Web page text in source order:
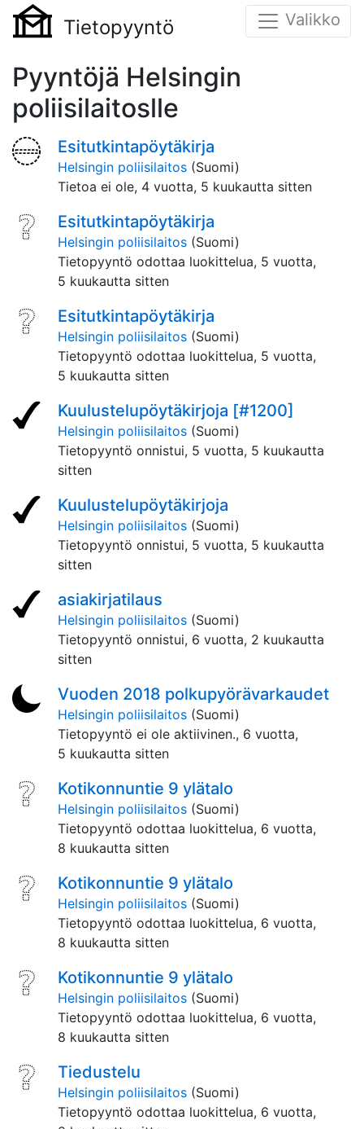
Tietopyyntö Valikko
Pyyntöjä Helsingin
poliisilaitoslle
Esitutkintapöytäkirja
Helsingin poliisilaitos (Suomi)
Tietoa ei ole, 4 vuotta, 5 kuukautta sitten
Esitutkintapöytäkirja
Helsingin poliisilaitos (Suomi)
Tietopyyntö odottaa luokittelua, 5 vuotta,
5 kuukautta sitten
Esitutkintapöytäkirja
Helsingin poliisilaitos (Suomi)
Tietopyyntö odottaa luokittelua, 5 vuotta,
5 kuukautta sitten
Kuulustelupöytäkirjoja [#1200]
Helsingin poliisilaitos (Suomi)
Tietopyyntö onnistui, 5 vuotta, 5 kuukautta
sitten
Kuulustelupöytäkirjoja
Helsingin poliisilaitos (Suomi)
Tietopyyntö onnistui, 5 vuotta, 5 kuukautta
sitten
asiakirjatilaus
Helsingin poliisilaitos (Suomi)
Tietopyyntö onnistui, 6 vuotta, 2 kuukautta
sitten
Vuoden 2018 polkupyörävarkaudet
Helsingin poliisilaitos (Suomi)
Tietopyyntö ei ole aktiivinen., 6 vuotta,
5 kuukautta sitten
Kotikonnuntie 9 ylätalo
Helsingin poliisilaitos (Suomi)
Tietopyyntö odottaa luokittelua, 6 vuotta,
8 kuukautta sitten
Kotikonnuntie 9 ylätalo
Helsingin poliisilaitos (Suomi)
Tietopyyntö odottaa luokittelua, 6 vuotta,
8 kuukautta sitten
Kotikonnuntie 9 ylätalo
Helsingin poliisilaitos (Suomi)
Tietopyyntö odottaa luokittelua, 6 vuotta,
8 kuukautta sitten
Tiedustelu
Helsingin poliisilaitos (Suomi)
Tietopyyntö odottaa luokittelua, 6 vuotta,